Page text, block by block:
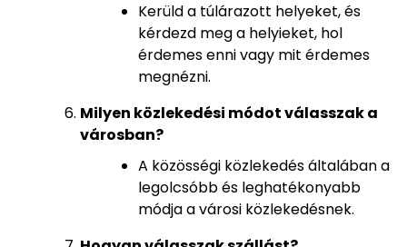
Kerüld a túlárazott helyeket, és
kérdezd meg a helyieket, hol
érdemes enni vagy mit érdemes
megnézni.
Milyen közlekedési módot válasszak a
városban?
A közösségi közlekedés általában a
legolcsóbb és leghatékonyabb
módja a városi közlekedésnek.